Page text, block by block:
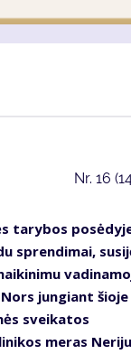
Nr. 16
tarybos
sprendimai,
jungiant šioje
sveikatos
meras